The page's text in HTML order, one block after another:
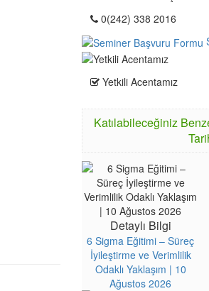
0(242) 338 2016
Yetkili Acentamız
Katılabileceğiniz
Detaylı Bilgi
6 Sigma Eğitimi – Süreç
İyileştirme ve Verimlilik
Odaklı Yaklaşım | 10
Ağustos 2026